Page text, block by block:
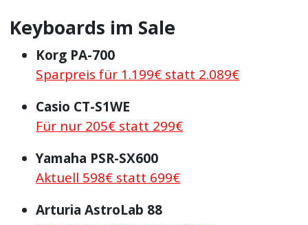
Keyboards im Sale
Korg PA-700
Sparpreis für 1.199€ statt 2.089€
Casio CT-S1WE
Für nur 205€ statt 299€
Yamaha PSR-SX600
Aktuell 598€ statt 699€
Arturia AstroLab 88